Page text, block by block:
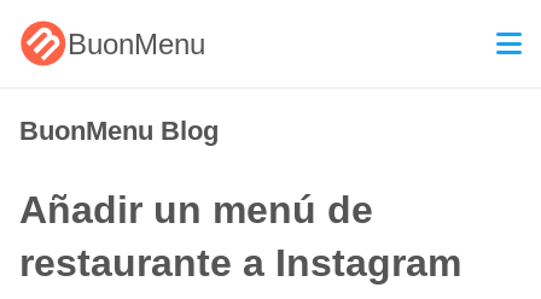
BuonMenu
BuonMenu Blog
Añadir un menú de
restaurante a Instagram